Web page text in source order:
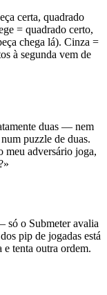
certa, quadrado
= quadrado certo,
chega lá). Cinza =
à segunda vem de
duas — nem
puzzle de duas.
meu adversário joga,
só o Submeter avalia
pip de jogadas está
e tenta outra ordem.